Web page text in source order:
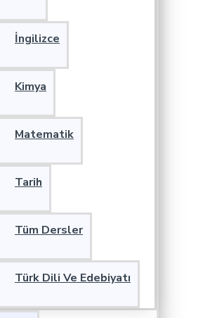
İngilizce
Kimya
Matematik
Tarih
Tüm Dersler
Türk Dili Ve Edebiyatı